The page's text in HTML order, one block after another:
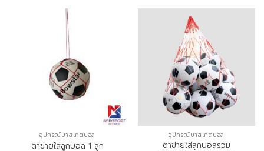
อุปกรณ์บาสเกตบอล
ตาข่ายใส่ลูกบอล 1 ลูก
อุปกรณ์บาสเกตบอล
ตาข่ายใส่ลูกบอลรวม